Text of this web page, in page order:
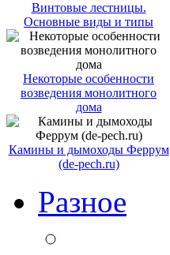
Винтовые лестницы.
Основные виды и типы
Некоторые особенности
возведения монолитного
дома
Камины и дымоходы Феррум
(de-pech.ru)
Разное